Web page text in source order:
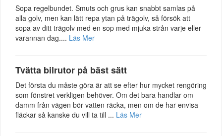
Sopa regelbundet. Smuts och grus kan snabbt samlas på
alla golv, men kan lätt repa ytan på trägolv, så försök att
sopa av ditt trägolv med en sop med mjuka strån varje eller
varannan dag.... Läs Mer
Tvätta bilrutor på bäst sätt
Det första du måste göra är att se efter hur mycket rengöring
som fönstret verkligen behöver. Om det bara handlar om
damm från vägen bör vatten räcka, men om de har envisa
fläckar så kanske du vill ta till ... Läs Mer